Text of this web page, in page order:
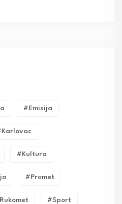
#emisija
#kultura
#promet
#sport